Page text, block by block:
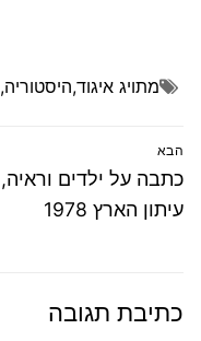
מתויג איגוד,היסטוריה,
ניווט
הבא
הפוסט
הבא:
כתבה על ילדים וראיה,
עיתון הארץ 1978
כתיבת תגובה